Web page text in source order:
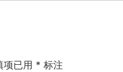
项已用 * 标注